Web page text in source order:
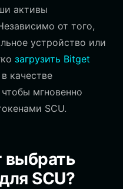
активы
от того,
устройство или
загрузить Bitget
качестве
мгновенно
SCU.
выбрать
SCU?